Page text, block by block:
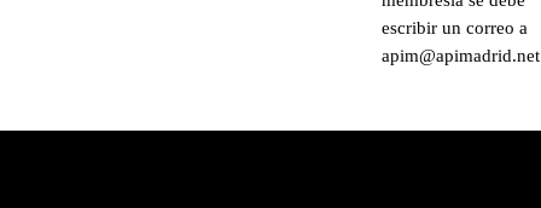
escribir un correo a
apim@apimadrid.net